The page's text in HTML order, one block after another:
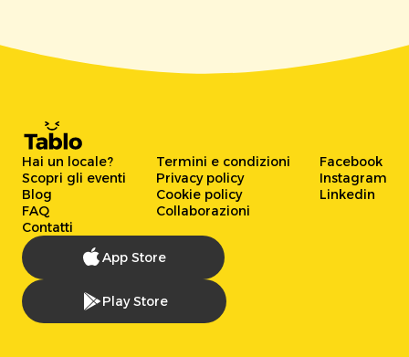
Hai un locale?
Scopri gli eventi
Blog
FAQ
Contatti
Termini e condizioni
Privacy policy
Cookie policy
Collaborazioni
Facebook
Instagram
Linkedin
App Store
Play Store